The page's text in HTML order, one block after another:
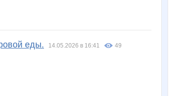
еды. 14.05.2026 в 16:41
49